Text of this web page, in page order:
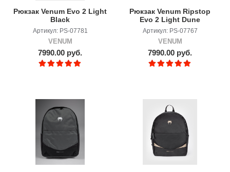
Рюкзак Venum Evo 2 Light
Black
Артикул: PS-07781
VENUM
7990.00 руб.
Рюкзак Venum Ripstop
Evo 2 Light Dune
Артикул: PS-07767
VENUM
7990.00 руб.